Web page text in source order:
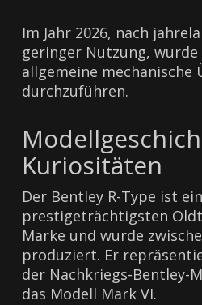
Im Jahr 2026, nach
geringer Nutzung, wurde
allgemeine mechanische
durchzuführen.
Kuriositäten
Der Bentley R-Type ist
prestigeträchtigsten
Marke und wurde
produziert. Er
der Nachkriegs-Bentley-
das Modell Mark VI.